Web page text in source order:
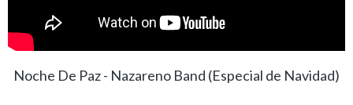
Noche De Paz - Nazareno Band (Especial de Navidad)